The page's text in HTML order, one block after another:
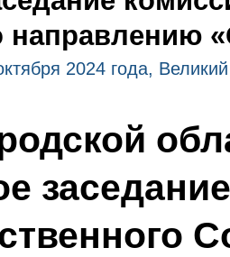
направлению
2024 года,